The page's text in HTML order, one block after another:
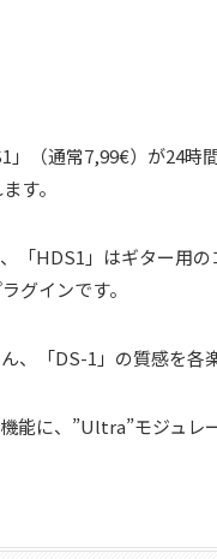
（通常7,99€）が24時
す。
「HDS1」はギター用
グインです。
、「DS-1」の質感を各
能に、”Ultra”モジュレ